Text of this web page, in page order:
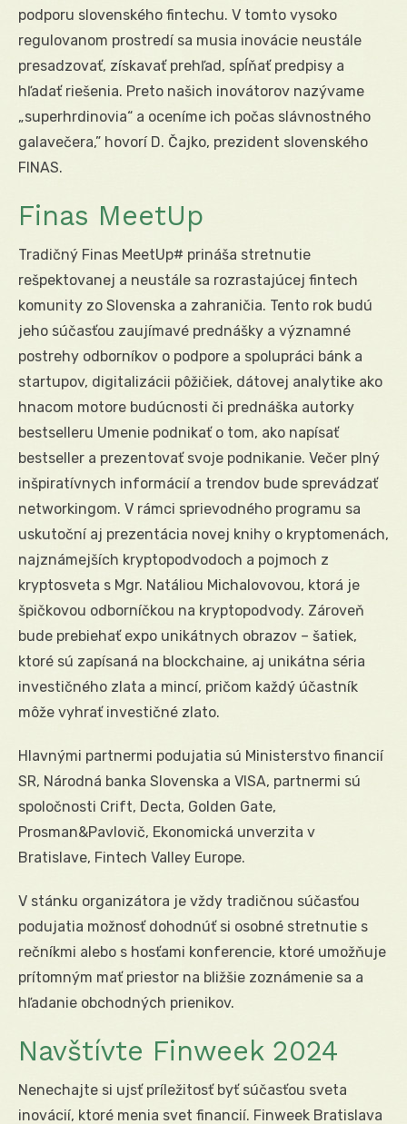
podporu slovenského fintechu. V tomto vysoko
regulovanom prostredí sa musia inovácie neustále
presadzovať, získavať prehľad, spĺňať predpisy a
hľadať riešenia. Preto našich inovátorov nazývame
„superhrdinovia“ a oceníme ich počas slávnostného
galavečera,” hovorí D. Čajko, prezident slovenského
FINAS.
Finas MeetUp
Tradičný Finas MeetUp# prináša stretnutie
rešpektovanej a neustále sa rozrastajúcej fintech
komunity zo Slovenska a zahraničia. Tento rok budú
jeho súčasťou zaujímavé prednášky a významné
postrehy odborníkov o podpore a spolupráci bánk a
startupov, digitalizácii pôžičiek, dátovej analytike ako
hnacom motore budúcnosti či prednáška autorky
bestselleru Umenie podnikať o tom, ako napísať
bestseller a prezentovať svoje podnikanie. Večer plný
inšpiratívnych informácií a trendov bude sprevádzať
networkingom. V rámci sprievodného programu sa
uskutoční aj prezentácia novej knihy o kryptomenách,
najznámejších kryptopodvodoch a pojmoch z
kryptosveta s Mgr. Natáliou Michalovovou, ktorá je
špičkovou odborníčkou na kryptopodvody. Zároveň
bude prebiehať expo unikátnych obrazov – šatiek,
ktoré sú zapísaná na blockchaine, aj unikátna séria
investičného zlata a mincí, pričom každý účastník
môže vyhrať investičné zlato.
Hlavnými partnermi podujatia sú Ministerstvo financií
SR, Národná banka Slovenska a VISA, partnermi sú
spoločnosti Crift, Decta, Golden Gate,
Prosman&Pavlovič, Ekonomická unverzita v
Bratislave, Fintech Valley Europe.
V stánku organizátora je vždy tradičnou súčasťou
podujatia možnosť dohodnúť si osobné stretnutie s
rečníkmi alebo s hosťami konferencie, ktoré umožňuje
prítomným mať priestor na bližšie zoznámenie sa a
hľadanie obchodných prienikov.
Navštívte Finweek 2024
Nenechajte si ujsť príležitosť byť súčasťou sveta
inovácií, ktoré menia svet financií. Finweek Bratislava